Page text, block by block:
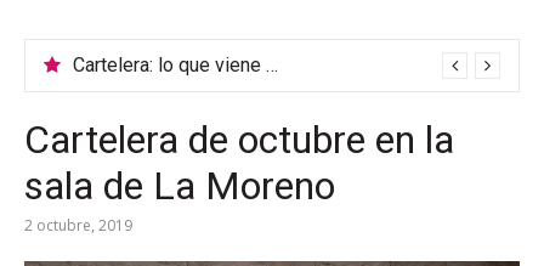
Cartelera: lo que viene en el teatro de La Moreno
Cartelera de octubre en la
sala de La Moreno
2 octubre, 2019